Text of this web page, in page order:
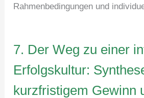
Rahmenbedingungen und
7. Der Weg zu einer
Erfolgskultur:
kurzfristigem Gewinn